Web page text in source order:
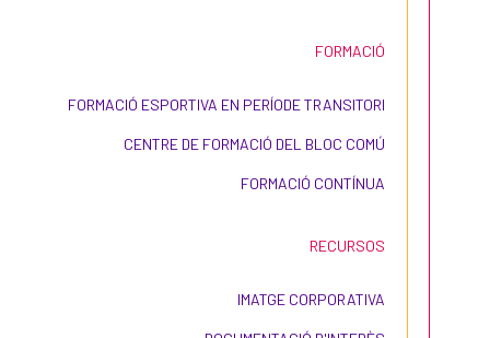
FORMACIÓ
FORMACIÓ ESPORTIVA EN PERÍODE TRANSITORI
CENTRE DE FORMACIÓ DEL BLOC COMÚ
FORMACIÓ CONTÍNUA
RECURSOS
IMATGE CORPORATIVA